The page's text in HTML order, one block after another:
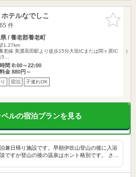
お気に入
りに追加
テルなでしこ
件
/ 養老郡養老町
1.27km
老線 美濃高田駅より徒歩15分大垣ICまたは関ヶ原IC
間 8:00～22:00
金 880円～
宿泊 子連れOK
ルの宿泊プランを見る
兼日帰り施設です。早朝伊吹山登山の後に入浴
ですが登山の後の温泉はホント格別です。 さ…